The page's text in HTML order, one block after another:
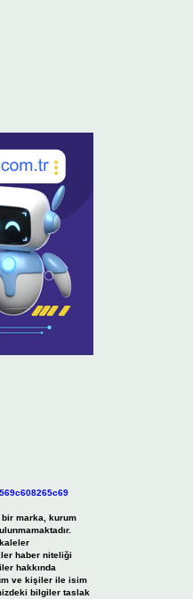
marka, kurum
haber niteliği
hakkında
ve kişiler ile isim
bilgiler taslak